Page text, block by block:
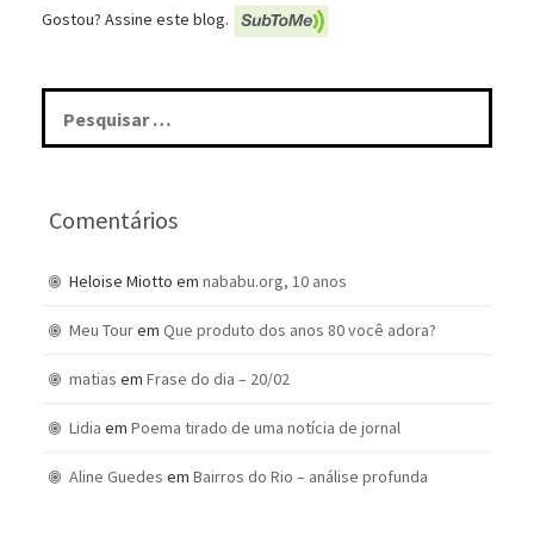
Gostou? Assine este blog.
Pesquisar
por:
Comentários
Heloise Miotto em nababu.org, 10 anos
Meu Tourem Que produto dos anos 80 você adora?
matias em Frase do dia – 20/02
Lidia em Poema tirado de uma notícia de jornal
Aline Guedes em Bairros do Rio – análise profunda